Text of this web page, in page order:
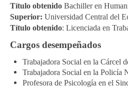
Título obtenido Bachiller en
Superior: Universidad Central del
Título obtenido: Licenciada en
Cargos desempeñados
Trabajadora Social en la Cárcel
Trabajadora Social en la Policía
Profesora de Psicología en el